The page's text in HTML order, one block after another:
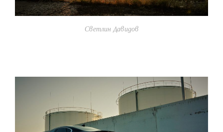
Светлин Давидов